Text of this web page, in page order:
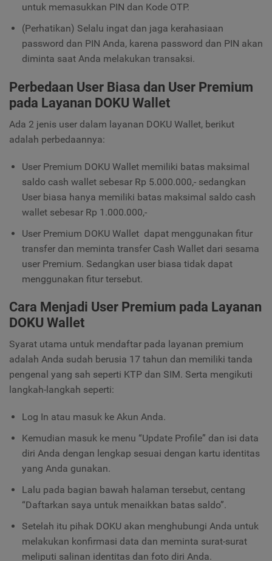
untuk memasukkan PIN dan Kode OTP.
(Perhatikan) Selalu ingat dan jaga kerahasiaan
password dan PIN Anda, karena password dan PIN akan
diminta saat Anda melakukan transaksi.
Perbedaan User Biasa dan User Premium
pada Layanan DOKU Wallet
Ada 2 jenis user dalam layanan DOKU Wallet, berikut
adalah perbedaannya:
User Premium DOKU Wallet memiliki batas maksimal
saldo cash wallet sebesar Rp 5.000.000,- sedangkan
User biasa hanya memiliki batas maksimal saldo cash
wallet sebesar Rp 1.000.000,-
User Premium DOKU Wallet dapat menggunakan fitur
transfer dan meminta transfer Cash Wallet dari sesama
user Premium. Sedangkan user biasa tidak dapat
menggunakan fitur tersebut.
Cara Menjadi User Premium pada Layanan
DOKU Wallet
Syarat utama untuk mendaftar pada layanan premium
adalah Anda sudah berusia 17 tahun dan memiliki tanda
pengenal yang sah seperti KTP dan SIM. Serta mengikuti
langkah-langkah seperti:
Log In atau masuk ke Akun Anda.
Kemudian masuk ke menu “Update Profile” dan isi data
diri Anda dengan lengkap sesuai dengan kartu identitas
yang Anda gunakan.
Lalu pada bagian bawah halaman tersebut, centang
“Daftarkan saya untuk menaikkan batas saldo”.
Setelah itu pihak DOKU akan menghubungi Anda untuk
melakukan konfirmasi data dan meminta surat-surat
meliputi salinan identitas dan foto diri Anda.